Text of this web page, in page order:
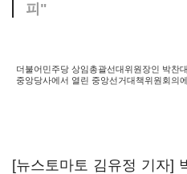
피"
더불어민주당 상임총괄선대위원장인 박찬
중앙당사에서 열린 중앙선거대책위원회의
[뉴스토마토 김유정 기자]